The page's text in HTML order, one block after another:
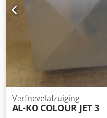
Verfnevelafzuiging
AL-KO COLOUR JET 3